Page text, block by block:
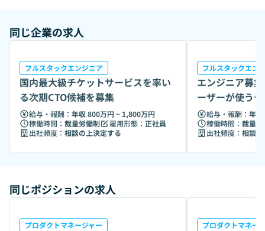
同じ企業の求人
フルスタックエンジニア
国内最大級チケットサービスを率い
る次期CTO候補を募集
給与・報酬： 年収 800万円 ~ 1,800万円
稼働時間： 裁量労働制 雇用形態： 正社員
出社頻度： 相談の上決定する
フルスタックエン
エンジニア募
ーザーが使う
ージへ
給与・報酬： 年
稼働時間： 裁量労
出社頻度： 相談
同じポジションの求人
プロダクトマネージャー プロダクトマネー